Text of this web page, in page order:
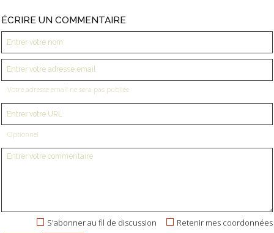
ÉCRIRE UN COMMENTAIRE
Votre adresse email ne sera pas publiée
Optionnel
Retenir mes coordonnées
S'abonner au fil de discussion